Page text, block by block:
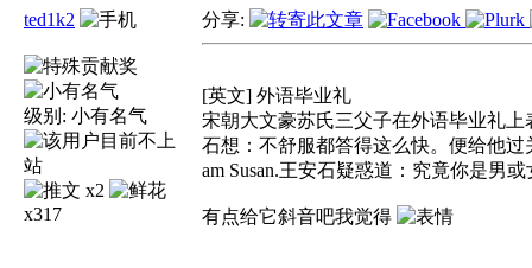
ted1k2
级别: 小有名气
x2
x317
分享:
[英文] 外语毕业礼
宋朝大文豪苏氏三父子在外语毕业礼上
石想：不舒服都答得这么快。便给他过
am Susan.王安石疑惑道：究竟你是男
有点给它斜音吧我觉得